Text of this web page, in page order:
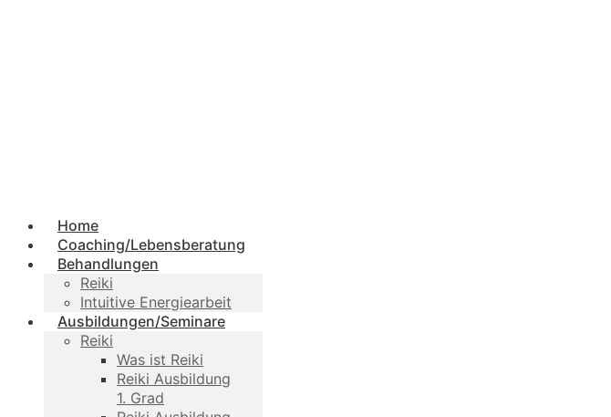
Home
Coaching/Lebensberatung
Behandlungen
Reiki
Intuitive Energiearbeit
Ausbildungen/Seminare
Reiki
Was ist Reiki
Reiki Ausbildung
1. Grad